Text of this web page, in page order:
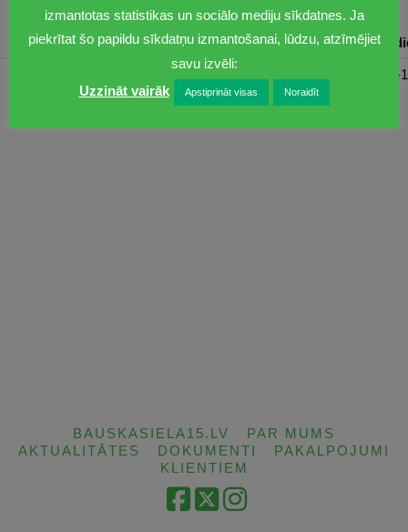
Pirmdiena Otrdiena Trešdiena Ceturtdiena
08:00-
BAUSKASIELA15.LV
PAR MUMS
AKTUALITĀTES
DOKUMENTI
PAKALPOJUMI
KLIENTIEM
Facebook
X Instagram
izmantotas statistikas un sociālo mediju sīkdatnes. Ja
piekrītat šo papildu sīkdatņu izmantošanai, lūdzu, atzīmējiet
savu izvēli:
Uzzināt vairāk
Apstiprināt visas Noraidīt